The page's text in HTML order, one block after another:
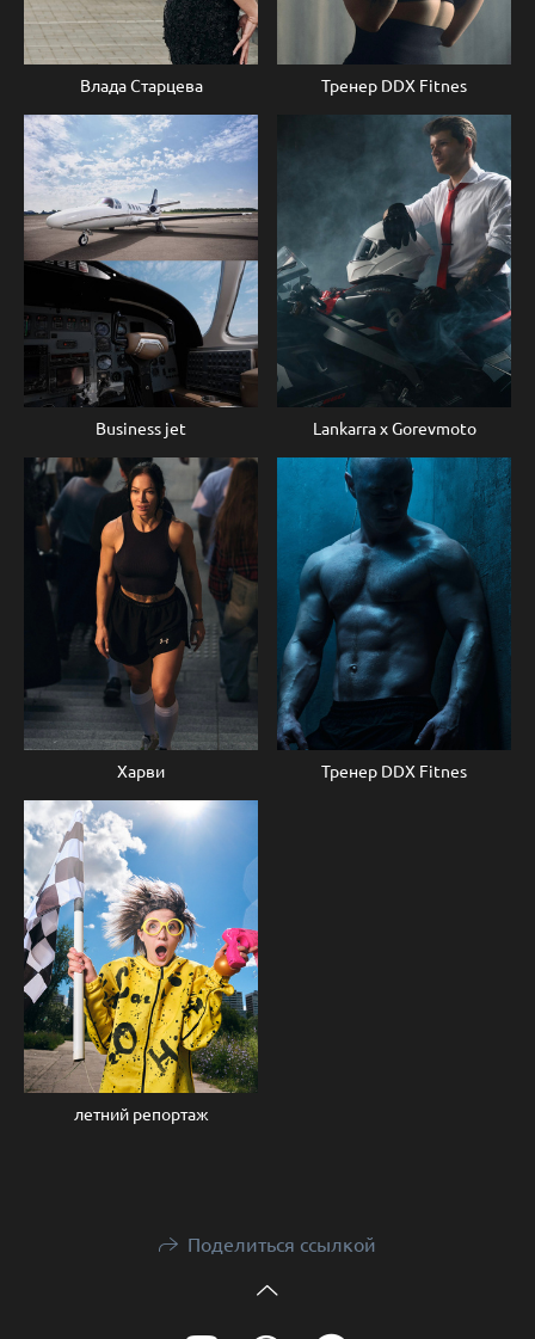
Влада Старцева Тренер DDX Fitnes
Business jet Lankarra x Gorevmoto
Харви Тренер DDX Fitnes
летний репортаж
Поделиться ссылкой